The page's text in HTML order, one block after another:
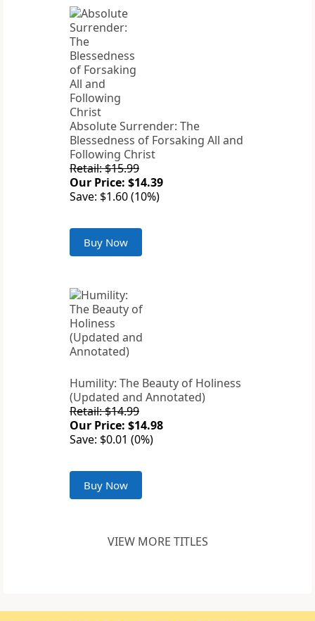
Absolute Surrender: The
Blessedness of Forsaking All and
Following Christ
Retail: $15.99
Our Price: $14.39
Save: $1.60 (10%)
Buy Now
Humility: The Beauty of Holiness
(Updated and Annotated)
Retail: $14.99
Our Price: $14.98
Save: $0.01 (0%)
Buy Now
VIEW MORE TITLES